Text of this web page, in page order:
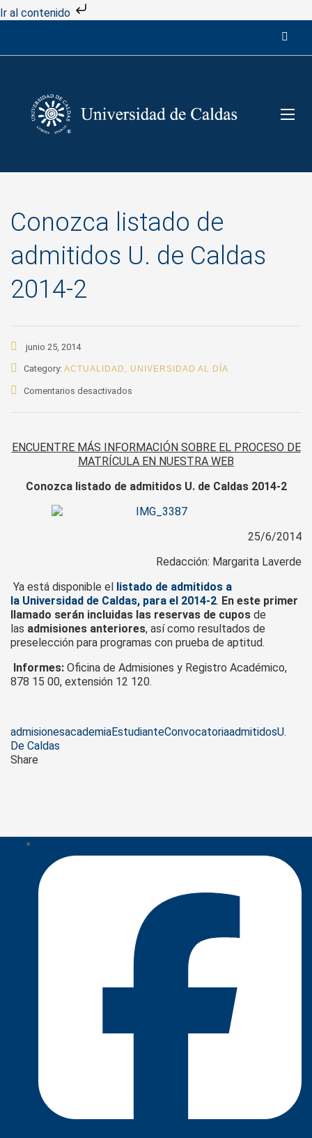
Ir al contenido
Conozca listado de
admitidos U. de Caldas
2014-2
junio 25, 2014
Category: ACTUALIDAD , UNIVERSIDAD AL DÍA
Comentarios desactivados
admitidos
U.
Caldas
2014-
ENCUENTRE MÁS INFORMACIÓN SOBRE EL PROCESO DE
MATRÍCULA EN NUESTRA WEB
Conozca listado de admitidos U. de Caldas 2014-2
25/6/2014
Redacción: Margarita Laverde
Ya está disponible el listado de admitidos a
la Universidad de Caldas, para el 2014-2. En este primer
llamado serán incluidas las reservas de cupos de
las admisiones anteriores, así como resultados de
preselección para programas con prueba de aptitud.
Informes: Oficina de Admisiones y Registro Académico,
878 15 00, extensión 12 120.
Tags
admisionesacademiaEstudianteConvocatoriaadmitidosU.
De Caldas
Share